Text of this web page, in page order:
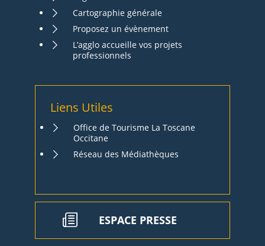
Cartographie générale
Proposez un évènement
L’agglo accueille vos projets
professionnels
Liens Utiles
Office de Tourisme La Toscane
Occitane
Réseau des Médiathèques
ESPACE PRESSE